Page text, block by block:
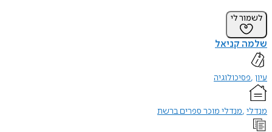
לי
קניאל
מנדלי מוכר ספרים ברשת